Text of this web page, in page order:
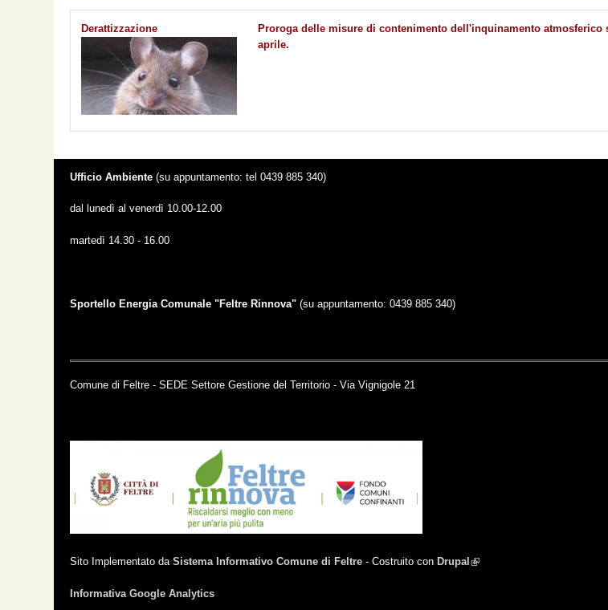
Derattizzazione
Proroga delle misure di contenimento dell'inquinamento atmosferico
aprile.
Ufficio Ambiente(su appuntamento: tel 0439 885 340)
dal lunedì al venerdì 10.00-12.00
martedì 14.30 - 16.00
Sportello Energia Comunale "Feltre Rinnova"(su appuntamento: 0439 885 340)
Comune di Feltre - SEDE Settore Gestione del Territorio - Via Vignigole 21
Sito Implementato daSistema Informativo Comune di Feltre - Costruito con Drupal (link is external)
Informativa Google Analytics